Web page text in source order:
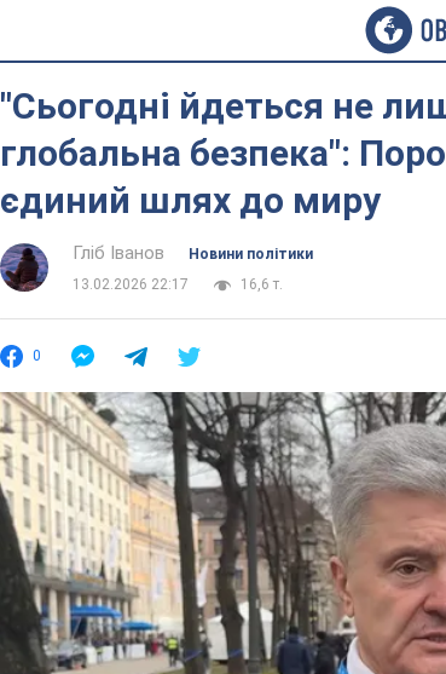
"Сьогодні йдеться не
глобальна безпека":
єдиний шлях до миру
Гліб Іванов
Новини політики
13.02.2026 22:17
16,6 т.
0